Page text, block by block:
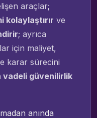
araçlar;
kolaylaştırır ve
; ayrıca
için maliyet,
karar sürecini
vadeli güvenilirlik
anında